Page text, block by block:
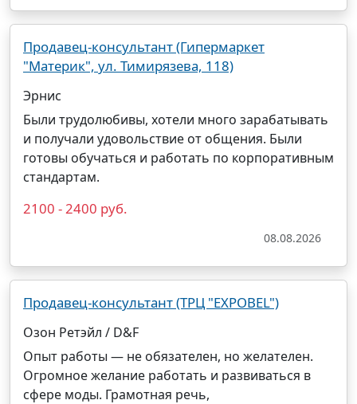
Продавец-консультант (Гипермаркет
"Материк", ул. Тимирязева, 118)
Эрнис
Были трудолюбивы, хотели много зарабатывать
и получали удовольствие от общения. Были
готовы обучаться и работать по корпоративным
стандартам.
2100 - 2400 руб.
08.08.2026
Продавец-консультант (ТРЦ "EXPOBEL")
Озон Ретэйл / D&F
Опыт работы — не обязателен, но желателен.
Огромное желание работать и развиваться в
сфере моды. Грамотная речь,